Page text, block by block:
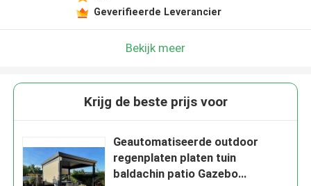
Geverifieerde Leverancier
Bekijk meer
Krijg de beste prijs voor
Geautomatiseerde outdoor
regenplaten platen tuin
baldachin patio Gazebo